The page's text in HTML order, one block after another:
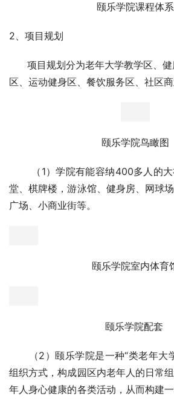
颐乐学院课程体系
2、项目规划
项目规划分为老年大学教学区、健
区、运动健身区、餐饮服务区、社区商
颐乐学院鸟瞰图
（1）学院有能容纳400多人的大
堂、棋牌楼，游泳馆、健身房、网球
广场、小商业街等。
颐乐学院室内体育
颐乐学院配套
组织方式，构成园区内老年人的日常
年人身心健康的各类活动，从而构建